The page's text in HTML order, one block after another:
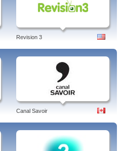
Revision 3
Canal Savoir